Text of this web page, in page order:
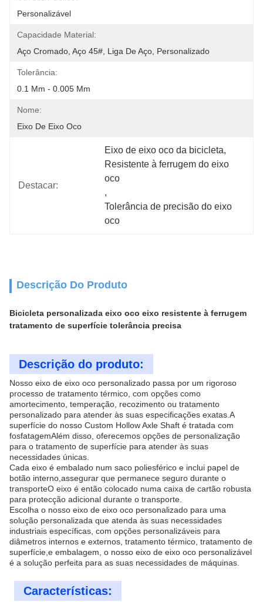
Personalizável
Capacidade Material:
Aço Cromado, Aço 45#, Liga De Aço, Personalizado
Tolerância:
0.1 Mm - 0.005 Mm
Nome:
Eixo De Eixo Oco
Destacar:
Eixo de eixo oco da bicicleta,
Resistente à ferrugem do eixo
oco
,
Tolerância de precisão do eixo
oco
Descrição Do Produto
Bicicleta personalizada eixo oco eixo resistente à ferrugem
tratamento de superfície tolerância precisa
Descrição do produto:
Nosso eixo de eixo oco personalizado passa por um rigoroso
processo de tratamento térmico, com opções como
amortecimento, temperação, recozimento ou tratamento
personalizado para atender às suas especificações exatas.A
superfície do nosso Custom Hollow Axle Shaft é tratada com
fosfatagemAlém disso, oferecemos opções de personalização
para o tratamento de superfície para atender às suas
necessidades únicas.
Cada eixo é embalado num saco poliesférico e inclui papel de
botão interno,assegurar que permanece seguro durante o
transporteO eixo é então colocado numa caixa de cartão robusta
para protecção adicional durante o transporte.
Escolha o nosso eixo de eixo oco personalizado para uma
solução personalizada que atenda às suas necessidades
industriais específicas, com opções personalizáveis para
diâmetros internos e externos, tratamento térmico, tratamento de
superfície,e embalagem, o nosso eixo de eixo oco personalizável
é a solução perfeita para as suas necessidades de máquinas.
Características: